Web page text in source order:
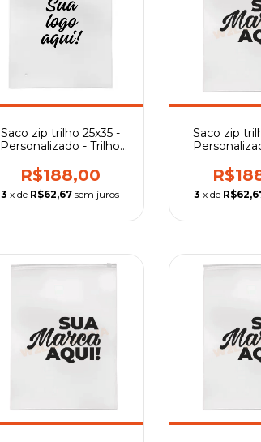
Saco zip trilho 25x35 -
Personalizado - Trilho
R$188,00
3 x de R$62,67 sem juros
Saco zip
3 x de